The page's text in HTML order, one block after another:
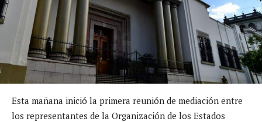
Esta mañana inició la primera reunión de mediación entre
los representantes de la Organización de los Estados